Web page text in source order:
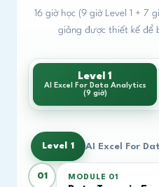
16 giờ học (9 giờ Level 1 + 7
giảng được thiết kế để
Level 1
AI Excel For Data Analytics
(9 giờ)
Level 1 AI Excel For
01 MODULE 01